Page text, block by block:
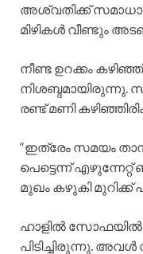
അശ്വതിക്ക്
മിഴികൾ വീണ്ടും
നീണ്ട ഉറക്കം
നിശബ്ദമായിരുന്നു.
രണ്ട് മണി
“ഇത്രേം സമയം
പെട്ടെന്ന്
മുഖം കഴുകി മുറിക്ക്
ഹാളിൽ സോഫയിൽ
പിടിച്ചിരുന്നു.